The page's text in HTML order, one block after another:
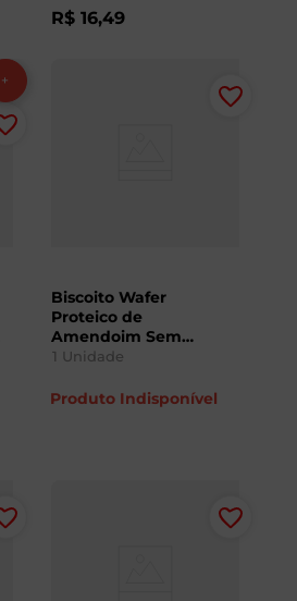
R$ 16,49
Produto Indisponível
Biscoito Wafer
Proteico de
Amendoim Sem
Lactose Lowçucar 35g
1 Unidade